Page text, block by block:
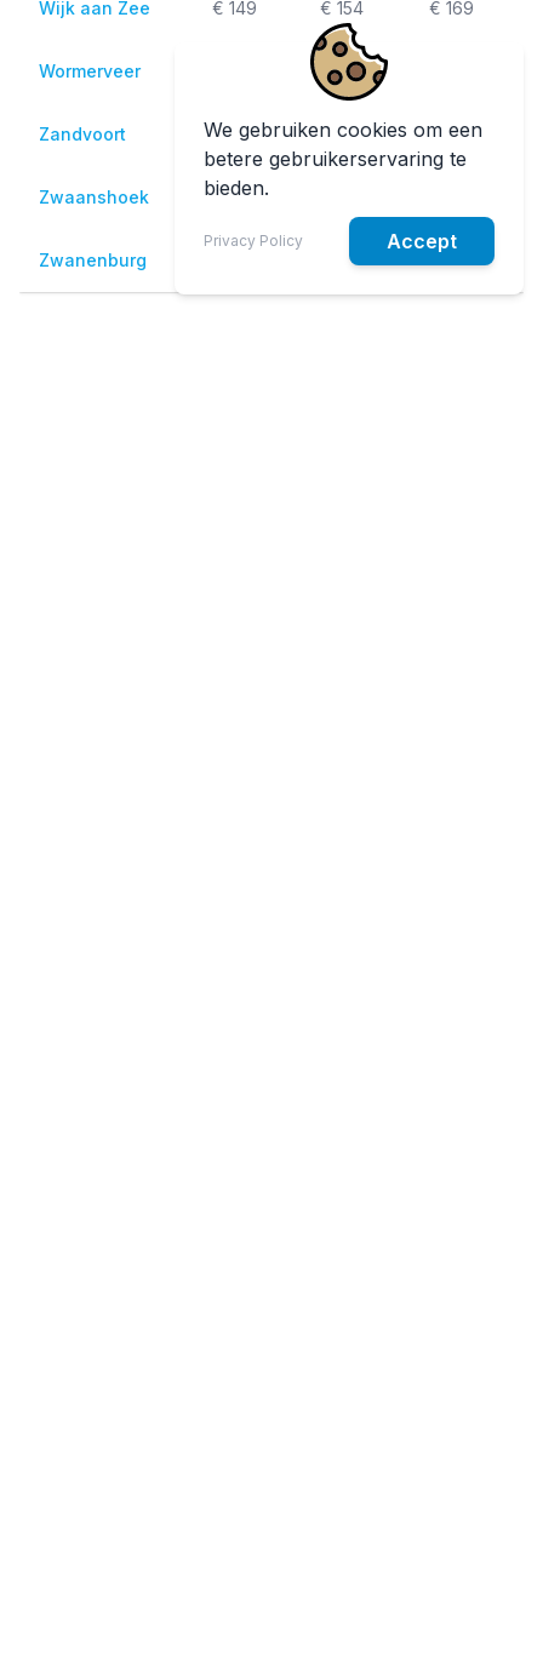
We gebruiken cookies om een
betere gebruikerservaring te
bieden.
Privacy Policy Accept
Wijk aan Zee € 149 € 154 € 169
Wormerveer € 174
Zandvoort € 139 € 144 € 159
Zwaanshoek € 124
Zwanenburg € 129